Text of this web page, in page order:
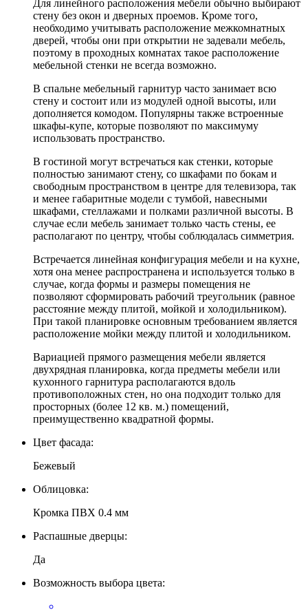
Для линейного расположения мебели обычно выбирают
стену без окон и дверных проемов. Кроме того,
необходимо учитывать расположение межкомнатных
дверей, чтобы они при открытии не задевали мебель,
поэтому в проходных комнатах такое расположение
мебельной стенки не всегда возможно.
В спальне мебельный гарнитур часто занимает всю
стену и состоит или из модулей одной высоты, или
дополняется комодом. Популярны также встроенные
шкафы-купе, которые позволяют по максимуму
использовать пространство.
В гостиной могут встречаться как стенки, которые
полностью занимают стену, со шкафами по бокам и
свободным пространством в центре для телевизора, так
и менее габаритные модели с тумбой, навесными
шкафами, стеллажами и полками различной высоты. В
случае если мебель занимает только часть стены, ее
располагают по центру, чтобы соблюдалась симметрия.
Встречается линейная конфигурация мебели и на кухне,
хотя она менее распространена и используется только в
случае, когда формы и размеры помещения не
позволяют сформировать рабочий треугольник (равное
расстояние между плитой, мойкой и холодильником).
При такой планировке основным требованием является
расположение мойки между плитой и холодильником.
Вариацией прямого размещения мебели является
двухрядная планировка, когда предметы мебели или
кухонного гарнитура располагаются вдоль
противоположных стен, но она подходит только для
просторных (более 12 кв. м.) помещений,
преимущественно квадратной формы.
Цвет фасада:
Бежевый
Облицовка:
Кромка ПВХ 0.4 мм
Распашные дверцы:
Да
Возможность выбора цвета: